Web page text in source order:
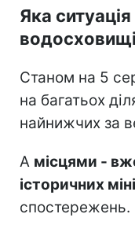
Яка ситуація
Станом на 5
на багатьох
найнижчих за
А місцями -
історичних
спостережень.